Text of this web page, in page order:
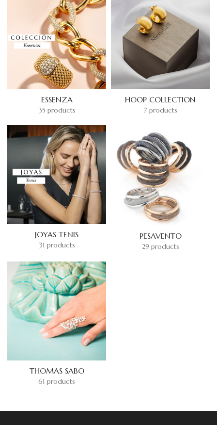
ESSENZA
35 products
HOOP COLLECTION
7 products
JOYAS TENIS
31 products
PESAVENTO
29 products
THOMAS SABO
61 products